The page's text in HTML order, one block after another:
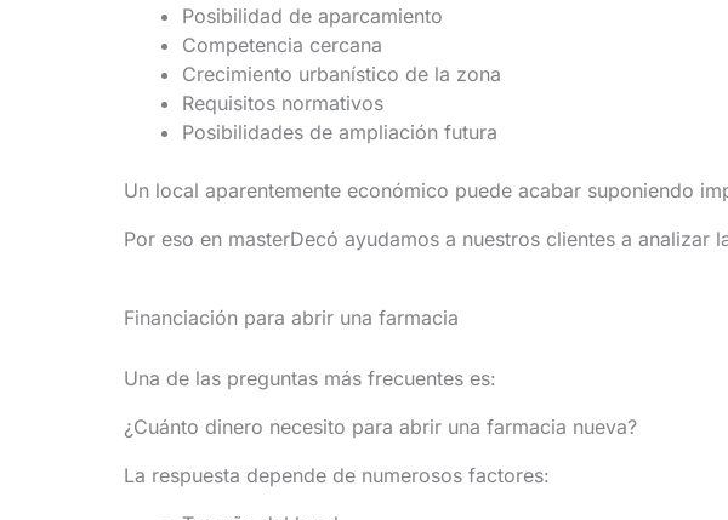
Posibilidad de aparcamiento
Competencia cercana
Crecimiento urbanístico de la zona
Requisitos normativos
Posibilidades de ampliación futura
Un local aparentemente económico puede acabar suponiendo
Por eso en masterDecó ayudamos a nuestros clientes a
Financiación para abrir una farmacia
Una de las preguntas más frecuentes es:
¿Cuánto dinero necesito para abrir una farmacia nueva?
La respuesta depende de numerosos factores: